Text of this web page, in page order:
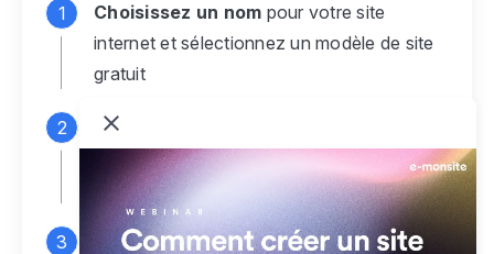
Choisissez un nom pour votre site
internet et sélectionnez un modèle de site
gratuit
Connectez-vous
monsite gratuit pour accéder à votre
espace d'administration
Personnalisez entièrement le